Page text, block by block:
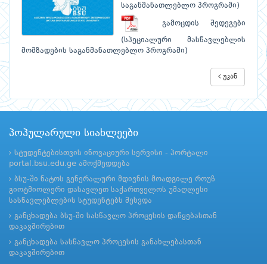
საგანმანათლებლო პროგრამი)
გამოცდის შედეგები
(სპეციალური მასწავლებლის
მომზადების საგანმანათლებლო პროგრამი)
უკან
პოპულარული სიახლეები
სტუდენტებისთვის ინოვაციური სერვისი - პორტალი
portal.bsu.edu.ge ამოქმედდება
ბსუ-ში ნატოს გენერალური მდივნის მოადგილე როუზ
გიოტმიოლერი დასავლეთ საქართველოს უმაღლესი
სასწავლებლების სტუდენტებს შეხვდა
განცხადება ბსუ-ში სასწავლო პროცესის დაწყებასთან
დაკავშირებით
განცხადება სასწავლო პროცესის განახლებასთან
დაკავშირებით